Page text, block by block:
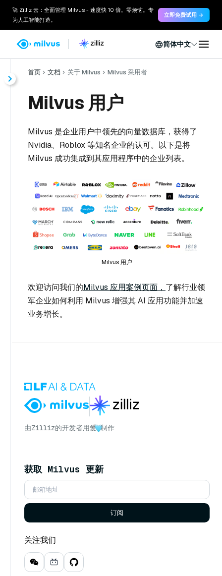
🚀 Zilliz 云：全面管理 Milvus - 速度快 10 倍。零烦恼。专
为人工智能打造。
立即免费试用 →
简体中文
首页 文档 关于 Milvus Milvus 采用者
Milvus 用户
Milvus 是企业用户中领先的向量数据库，获得了
Nvidia、Roblox 等知名企业的认可。以下是将
Milvus 成功集成到其应用程序中的企业列表。
Milvus 用户
欢迎访问我们的Milvus 应用案例页面， 了解行业领
军企业如何利用 Milvus 增强其 AI 应用功能并加速
业务增长。
由Zilliz的开发者用爱 制作
获取 Milvus 更新
订阅
关注我们